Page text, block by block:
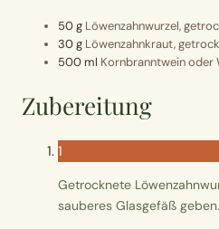
Challenges
Wusstest du?
Sammlungen
Selber machen
50 g Löwenzahnwurzel,
30 g Löwenzahnkraut,
500 ml Kornbranntwein
Zubereitung
1
Getrocknete
sauberes Glasgefäß geben.